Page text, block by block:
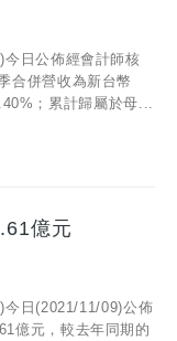
日公佈經會計師核
合併營收為新台幣
；累計歸屬於母...
億元
今日(2021/11/09)公佈
億元，較去年同期的